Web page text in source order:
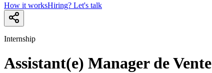
How it worksHiring? Let's talk
Internship
Assistant(e) Manager de Vente